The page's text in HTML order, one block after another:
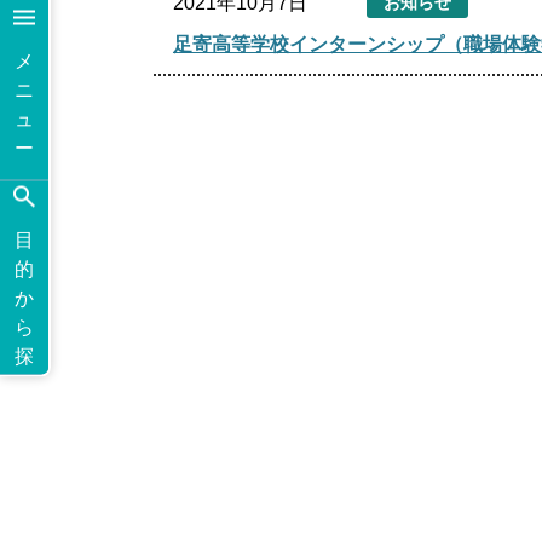
足寄高等学校インターンシップ（職場体
メ
ニ
ュ
ー
目
的
か
ら
探